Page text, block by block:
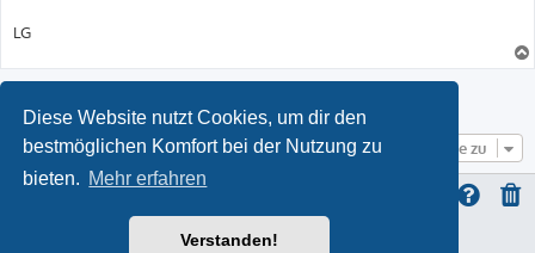
Diese Website nutzt Cookies, um dir den
bestmöglichen Komfort bei der Nutzung zu
bieten. Mehr erfahren
Verstanden!
LG
Gehe zu
ProLight Style by